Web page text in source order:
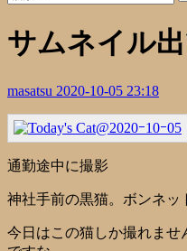
サムネイル
masatsu 2020-10-05 23:18
通勤途中に撮影
神社手前の黒猫。ボンネッ
今日はこの猫しか撮れませ